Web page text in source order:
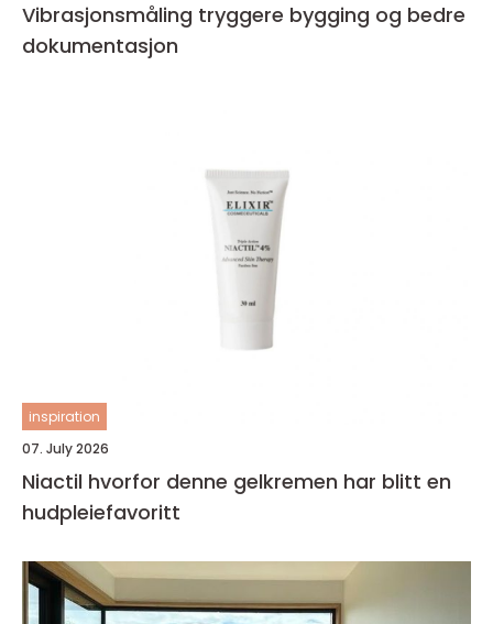
Vibrasjonsmåling tryggere bygging og bedre
dokumentasjon
inspiration
07. July 2026
Niactil hvorfor denne gelkremen har blitt en
hudpleiefavoritt